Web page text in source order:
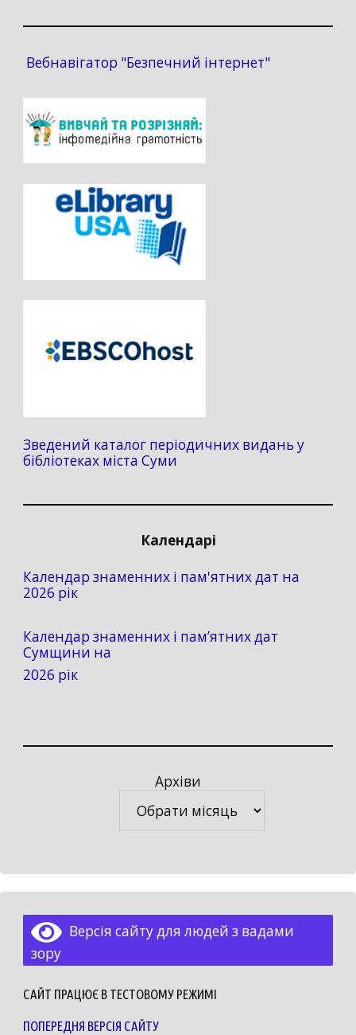
Вебнавігатор "Безпечний інтернет"
Зведений каталог періодичних видань у
бібліотеках міста Суми
Календарі
Календар знаменних і пам'ятних дат на
2026 рік
Календар знаменних і пам’ятних дат
Сумщини на
2026 рік
Архіви
Версія сайту для людей з вадами
зору
САЙТ ПРАЦЮЄ В ТЕСТОВОМУ РЕЖИМІ
ПОПЕРЕДНЯ ВЕРСІЯ САЙТУ